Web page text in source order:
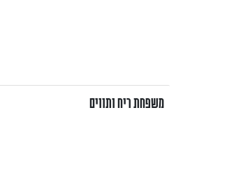
משפחת ריח ותווים